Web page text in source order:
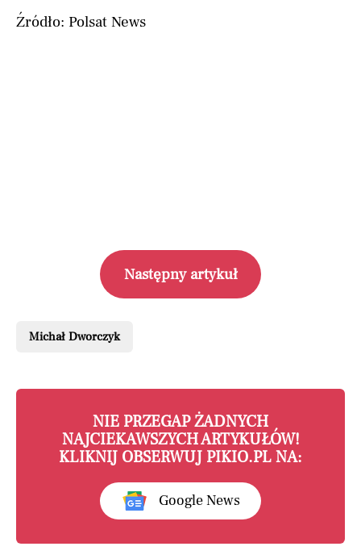
Źródło: Polsat News
Następny artykuł
Michał Dworczyk
NIE PRZEGAP ŻADNYCH
NAJCIEKAWSZYCH ARTYKUŁÓW!
KLIKNIJ OBSERWUJ PIKIO.PL NA:
Google News